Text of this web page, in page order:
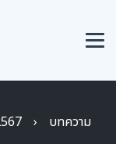
› บทความ